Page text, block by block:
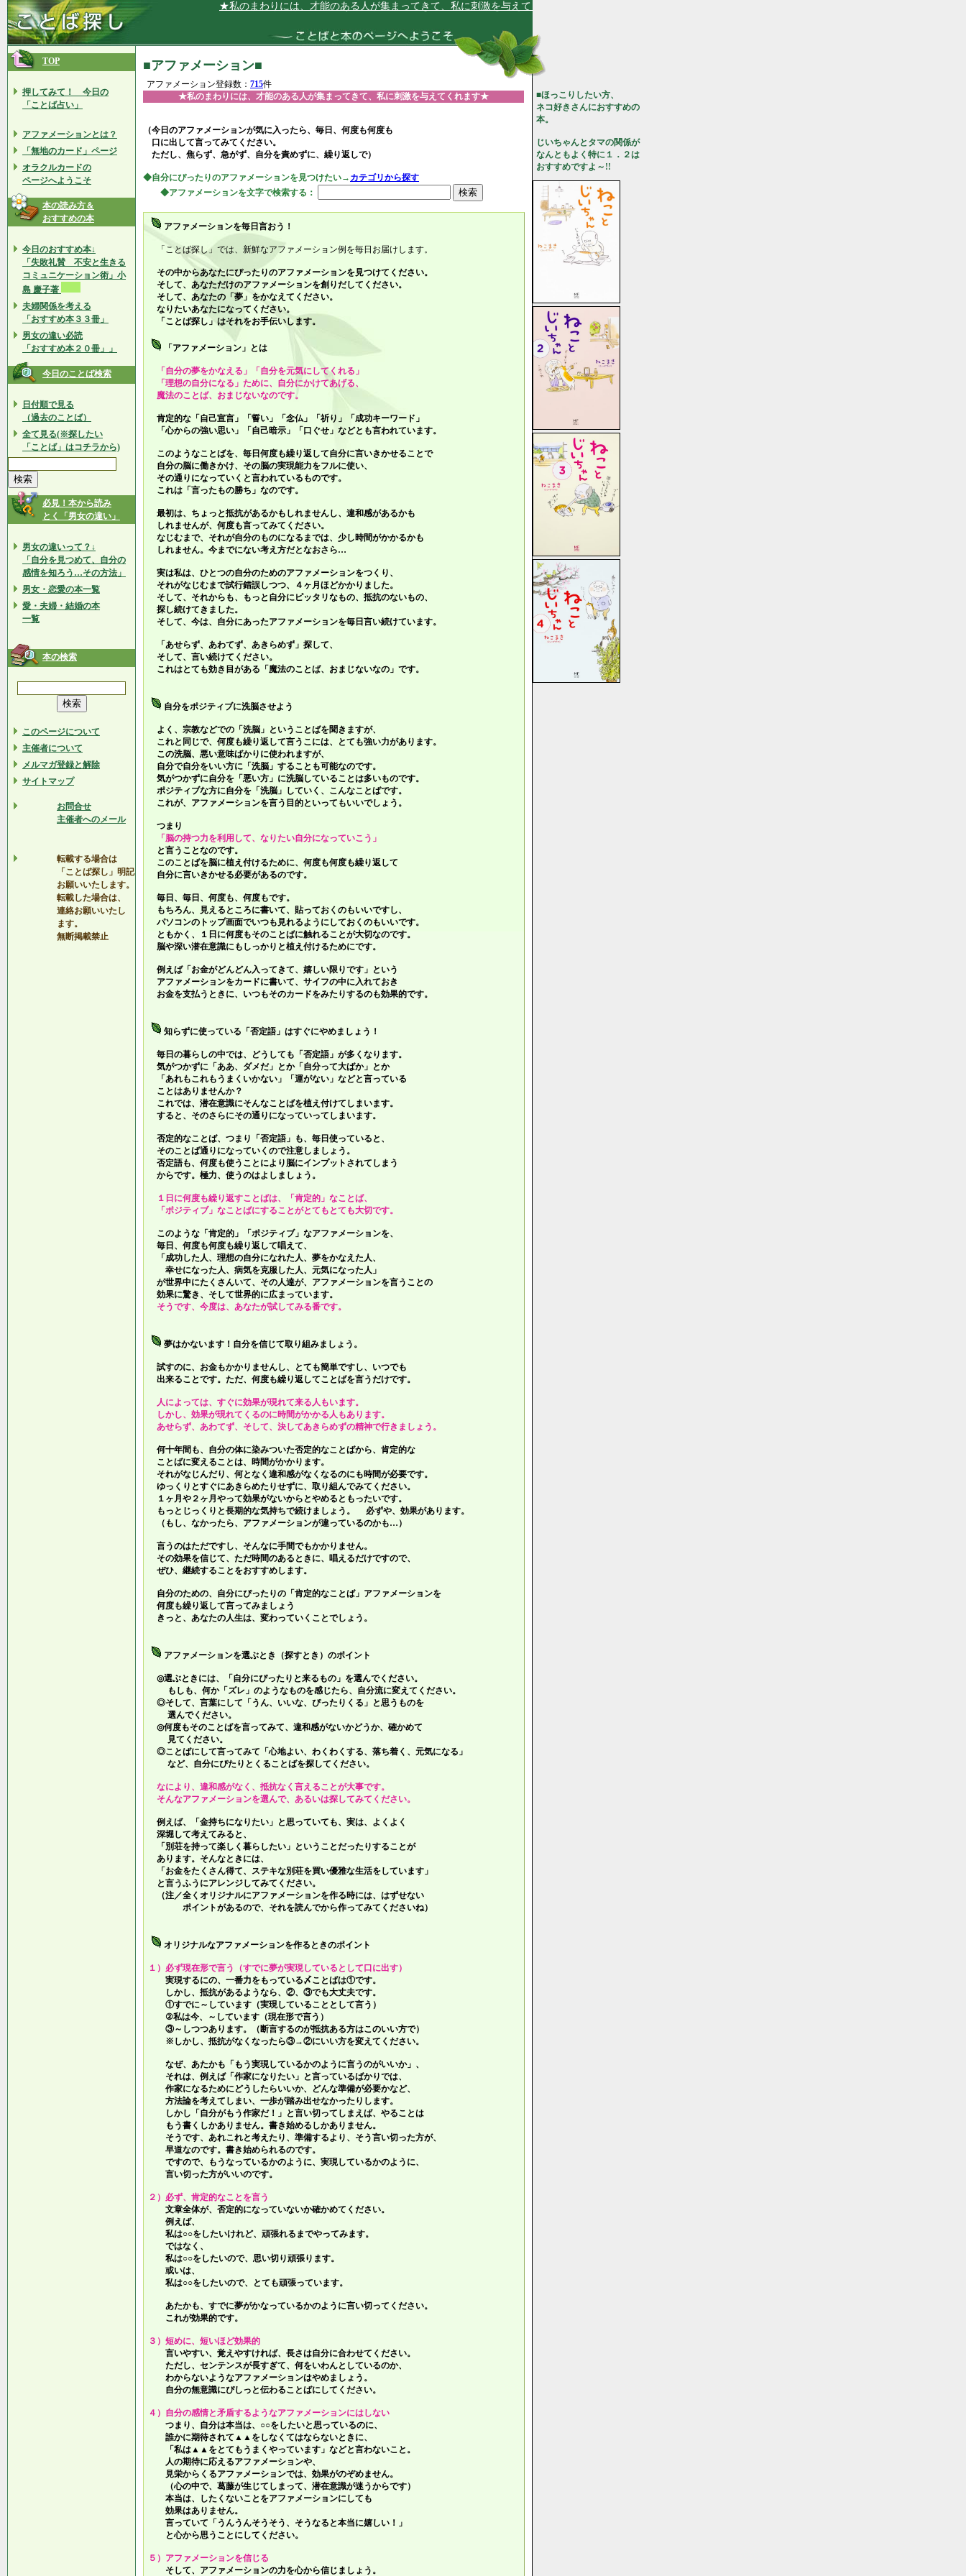
★私のまわりには、才能のある人が集まってきて、私に刺激を与えてくれます★
TOP
押してみて！ 今日の
「ことば占い」
アファメーションとは？
「無地のカード」ページ
オラクルカードの
ページへようこそ
本の読み方＆
おすすめの本
今日のおすすめ本↓
「失敗礼賛 不安と生きる
コミュニケーション術」小
島 慶子著
夫婦関係を考える
「おすすめ本３３冊」
男女の違い必読
「おすすめ本２０冊」」
今日のことば検索
日付順で見る
（過去のことば）
全て見る(※探したい
「ことば」はコチラから)
必見！本から読み
とく「男女の違い」
男女の違いって？↓
「自分を見つめて、自分の
感情を知ろう…その方法」
男女・恋愛の本一覧
愛・夫婦・結婚の本
一覧
本の検索
このページについて
主催者について
メルマガ登録と解除
サイトマップ
お問合せ
主催者へのメール
転載する場合は
「ことば探し」明記
お願いいたします。
転載した場合は、
連絡お願いいたし
ます。
無断掲載禁止
■アファメーション■
アファメーション登録数： 715件
★私のまわりには、才能のある人が集まってきて、私に刺激を与えてくれます★
（今日のアファメーションが気に入ったら、毎日、何度も何度も
口に出して言ってみてください。
ただし、焦らず、急がず、自分を責めずに、繰り返しで）
◆自分にぴったりのアファメーションを見つけたい→ カテゴリから探す
◆アファメーションを文字で検索する：
アファメーションを毎日言おう！
「ことば探し」では、新鮮なアファメーション例を毎日お届けします。
その中からあなたにぴったりのアファメーションを見つけてください。
そして、あなただけのアファメーションを創りだしてください。
そして、あなたの「夢」をかなえてください。
なりたいあなたになってください。
「ことば探し」はそれをお手伝いします。
「アファメーション」とは
「自分の夢をかなえる」「自分を元気にしてくれる」
「理想の自分になる」ために、自分にかけてあげる、
魔法のことば、おまじないなのです。
肯定的な「自己宣言」「誓い」「念仏」「祈り」「成功キーワード」
「心からの強い思い」「自己暗示」「口ぐせ」 などとも言われています。
このようなことばを、毎日何度も繰り返して自分に言いきかせることで
自分の脳に働きかけ、その脳の実現能力をフルに使い、
その通りになっていくと言われているものです。
これは「言ったもの勝ち」なのです。
最初は、ちょっと抵抗があるかもしれませんし、違和感があるかも
しれませんが、何度も言ってみてください。
なじむまで、それが自分のものになるまでは、少し時間がかかるかも
しれません。今までにない考え方だとなおさら…
実は私は、ひとつの自分のためのアファメーションをつくり、
それがなじむまで試行錯誤しつつ、４ヶ月ほどかかりました。
そして、それからも、もっと自分にピッタリなもの、抵抗のないもの、
探し続けてきました。
そして、今は、自分にあったアファメーションを毎日言い続けています。
「あせらず、あわてず、あきらめず」探して、
そして、言い続けてください。
これはとても効き目がある「魔法のことば、おまじないなの」です。
自分をポジティブに洗脳させよう
よく、宗教などでの「洗脳」ということばを聞きますが、
これと同じで、何度も繰り返して言うこには、とても強い力があります。
この洗脳、悪い意味ばかりに使われますが、
自分で自分をいい方に「洗脳」することも可能なのです。
気がつかずに自分を「悪い方」に洗脳していることは多いものです。
ポジティブな方に自分を「洗脳」していく、こんなことばです。
これが、アファメーションを言う目的といってもいいでしょう。
つまり
「脳の持つ力を利用して、なりたい自分になっていこう」
と言うことなのです。
このことばを脳に植え付けるために、何度も何度も繰り返して
自分に言いきかせる必要があるのです。
毎日、毎日、何度も、何度もです。
もちろん、見えるところに書いて、貼っておくのもいいですし、
パソコンのトップ画面でいつも見れるようにしておくのもいいです。
ともかく、１日に何度もそのことばに触れることが大切なのです。
脳や深い潜在意識にもしっかりと植え付けるためにです。
例えば「お金がどんどん入ってきて、嬉しい限りです」という
アファメーションをカードに書いて、サイフの中に入れておき
お金を支払うときに、いつもそのカードをみたりするのも効果的です。
知らずに使っている「否定語」はすぐにやめましょう！
毎日の暮らしの中では、どうしても「否定語」が多くなります。
気がつかずに「ああ、ダメだ」とか「自分って大ばか」とか
「あれもこれもうまくいかない」「運がない」などと言っている
ことはありませんか？
これでは、潜在意識にそんなことばを植え付けてしまいます。
すると、そのさらにその通りになっていってしまいます。
否定的なことば、つまり「否定語」も、毎日使っていると、
そのことば通りになっていくので注意しましょう。
否定語も、何度も使うことにより脳にインプットされてしまう
からです。極力、使うのはよしましょう。
１日に何度も繰り返すことばは、「肯定的」なことば、
「ポジティブ」なことばにすることがとてもとても大切です。
このような「肯定的」「ポジティブ」なアファメーションを、
毎日、何度も何度も繰り返して唱えて、
「成功した人、理想の自分になれた人、夢をかなえた人、
幸せになった人、病気を克服した人、元気になった人」
が世界中にたくさんいて、その人達が、アファメーションを言うことの
効果に驚き、そして世界的に広まっています。
そうです、今度は、あなたが試してみる番です。
夢はかないます！自分を信じて取り組みましょう。
試すのに、お金もかかりませんし、とても簡単ですし、いつでも
出来ることです。ただ、何度も繰り返してことばを言うだけです。
人によっては、すぐに効果が現れて来る人もいます。
しかし、効果が現れてくるのに時間がかかる人もあります。
あせらず、あわてず、そして、決してあきらめずの精神で行きましょう。
何十年間も、自分の体に染みついた否定的なことばから、肯定的な
ことばに変えることは、時間がかかります。
それがなじんだり、何となく違和感がなくなるのにも時間が必要です。
ゆっくりとすぐにあきらめたりせずに、取り組んでみてください。
１ヶ月や２ヶ月やって効果がないからとやめるともったいです。
もっとじっくりと長期的な気持ちで続けましょう。 必ずや、効果があります。
（もし、なかったら、アファメーションが違っているのかも…）
言うのはただですし、そんなに手間でもかかりません。
その効果を信じて、ただ時間のあるときに、唱えるだけですので、
ぜひ、継続することをおすすめします。
自分のための、自分にぴったりの「肯定的なことば」アファメーションを
何度も繰り返して言ってみましょう
きっと、あなたの人生は、変わっていくことでしょう。
アファメーションを選ぶとき（探すとき）のポイント
◎選ぶときには、「自分にぴったりと来るもの」を選んでください。
もしも、何か「ズレ」のようなものを感じたら、自分流に変えてください。
◎そして、言葉にして「うん、いいな、ぴったりくる」と思うものを
選んでください。
◎何度もそのことばを言ってみて、違和感がないかどうか、確かめて
見てください。
◎ことばにして言ってみて「心地よい、わくわくする、落ち着く、元気になる」
など、自分にぴたりとくることばを探してください。
なにより、違和感がなく、抵抗なく言えることが大事です。
そんなアファメーションを選んで、あるいは探してみてください。
例えば、「金持ちになりたい」と思っていても、実は、よくよく
深堀して考えてみると、
「別荘を持って楽しく暮らしたい」ということだったりすることが
あります。そんなときには、
「お金をたくさん得て、ステキな別荘を買い優雅な生活をしています」
と言うふうにアレンジしてみてください。
（注／全くオリジナルにアファメーションを作る時には、はずせない
ポイントがあるので、それを読んでから作ってみてくださいね）
オリジナルなアファメーションを作るときのポイント
１）必ず現在形で言う（すでに夢が実現しているとして口に出す）
実現するにの、一番力をもっている〆ことばは①です。
しかし、抵抗があるようなら、②、③でも大丈夫です。
①すでに～しています（実現していることとして言う）
②私は今、～しています（現在形で言う）
③～しつつあります。（断言するのが抵抗ある方はこのいい方で）
※しかし、抵抗がなくなったら③→②にいい方を変えてください。
なぜ、あたかも「もう実現しているかのように言うのがいいか」、
それは、例えば「作家になりたい」と言っているばかりでは、
作家になるためにどうしたらいいか、どんな準備が必要かなど、
方法論を考えてしまい、一歩が踏み出せなかったりします。
しかし「自分がもう作家だ！」と言い切ってしまえば、やることは
もう書くしかありません。書き始めるしかありません。
そうです、あれこれと考えたり、準備するより、そう言い切った方が、
早道なのです。書き始められるのです。
ですので、もうなっているかのように、実現しているかのように、
言い切った方がいいのです。
２）必ず、肯定的なことを言う
文章全体が、否定的になっていないか確かめてください。
例えば、
私は○○をしたいけれど、頑張れるまでやってみます。
ではなく、
私は○○をしたいので、思い切り頑張ります。
或いは、
私は○○をしたいので、とても頑張っています。
あたかも、すでに夢がかなっているかのように言い切ってください。
これが効果的です。
３）短めに、短いほど効果的
言いやすい、覚えやすければ、長さは自分に合わせてください。
ただし、センテンスが長すぎて、何をいわんとしているのか、
わからないようなアファメーションはやめましょう。
自分の無意識にぴしっと伝わることばにしてください。
４）自分の感情と矛盾するようなアファメーションにはしない
つまり、自分は本当は、○○をしたいと思っているのに、
誰かに期待されて▲▲をしなくてはならないときに、
「私は▲▲をとてもうまくやっています」などと言わないこと。
人の期待に応えるアファメーションや、
見栄からくるアファメーションでは、効果がのぞめません。
（心の中で、葛藤が生じてしまって、潜在意識が迷うからです）
本当は、したくないことをアファメーションにしても
効果はありません。
言っていて 「うんうんそうそう、そうなると本当に嬉しい！」
と心から思うことにしてください。
５）アファメーションを信じる
そして、アファメーションの力を心から信じましょう。
■ほっこりしたい方、
ネコ好きさんにおすすめの
本。
じいちゃんとタマの関係が
なんともよく特に１．２は
おすすめですよ～!!